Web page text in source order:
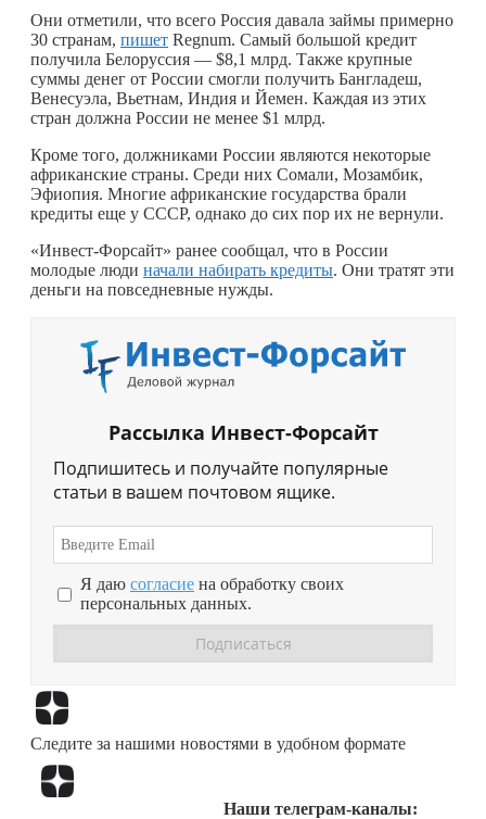
Они отметили, что всего Россия давала займы примерно
30 странам, пишет Regnum. Самый большой кредит
получила Белоруссия — $8,1 млрд. Также крупные
суммы денег от России смогли получить Бангладеш,
Венесуэла, Вьетнам, Индия и Йемен. Каждая из этих
стран должна России не менее $1 млрд.
Кроме того, должниками России являются некоторые
африканские страны. Среди них Сомали, Мозамбик,
Эфиопия. Многие африканские государства брали
кредиты еще у СССР, однако до сих пор их не вернули.
«Инвест-Форсайт» ранее сообщал, что в России
молодые люди начали набирать кредиты. Они тратят эти
деньги на повседневные нужды.
Рассылка Инвест-Форсайт
Подпишитесь и получайте популярные
статьи в вашем почтовом ящике.
Я даю согласие на обработку своих
персональных данных.
Следите за нашими новостями в удобном формате
Наши телеграм-каналы: